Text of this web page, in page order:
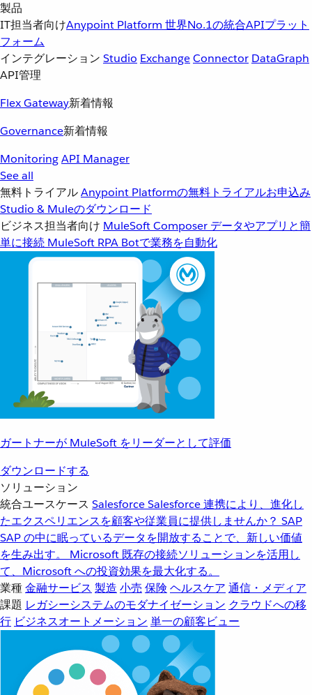
製品
IT担当者向けAnypoint Platform 世界No.1の統合APIプラット
フォーム
インテグレーション Studio ExchangeConnector DataGraph
API管理
Flex Gateway新着情報
Governance新着情報
MonitoringAPI Manager
See all
無料トライアルAnypoint Platformの無料トライアルお申込み
Studio & Muleのダウンロード
ビジネス担当者向け MuleSoft Composer データやアプリと簡
単に接続 MuleSoft RPA Botで業務を自動化
ガートナーが MuleSoft をリーダーとして評価
ダウンロードする
ソリューション
統合ユースケース SalesforceSalesforce 連携により、進化し
たエクスペリエンスを顧客や従業員に提供しませんか？ SAP
SAP の中に眠っているデータを開放することで、新しい価値
を生み出す。
Microsoft 既存の接続ソリューションを活用し
て、Microsoft への投資効果を最大化する。
業種金融サービス 製造 小売 保険 ヘルスケア 通信・メディア
課題 レガシーシステムのモダナイゼーション クラウドへの移
行 ビジネスオートメーション 単一の顧客ビュー